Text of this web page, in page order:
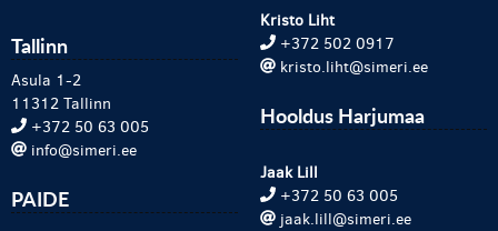
Tallinn
Asula 1-2
11312 Tallinn
+372 50 63 005
info@simeri.ee
PAIDE
Kristo Liht
+372 502 0917
kristo.liht@simeri.ee
Hooldus Harjumaa
Jaak Lill
+372 50 63 005
jaak.lill@simeri.ee